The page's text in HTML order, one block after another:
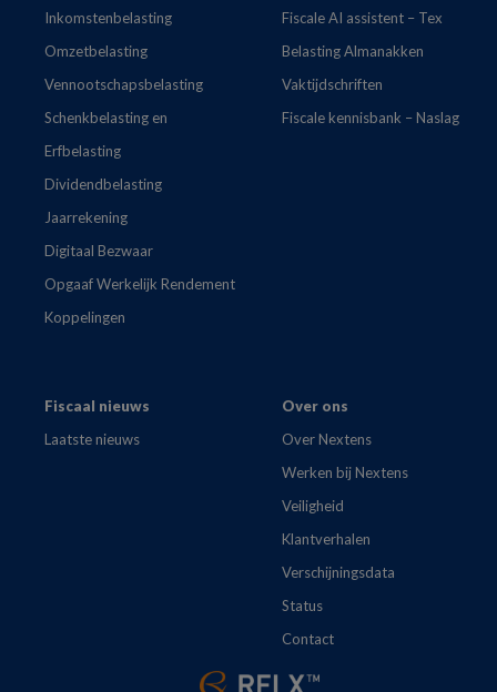
Inkomstenbelasting
Omzetbelasting
Vennootschapsbelasting
Schenkbelasting en
Erfbelasting
Dividendbelasting
Jaarrekening
Digitaal Bezwaar
Opgaaf Werkelijk Rendement
Koppelingen
Fiscale AI assistent – Tex
Belasting Almanakken
Vaktijdschriften
Fiscale kennisbank – Naslag
Fiscaal nieuws
Laatste nieuws
Over ons
Over Nextens
Werken bij Nextens
Veiligheid
Klantverhalen
Verschijningsdata
Status
Contact